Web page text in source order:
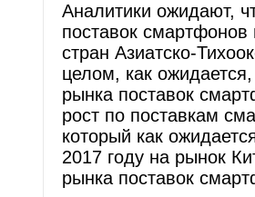
Аналитики ожидают,
поставок смартфонов
стран Азиатско-
целом, как
рынка поставок
рост по поставкам
который как
2017 году на рынок
рынка поставок